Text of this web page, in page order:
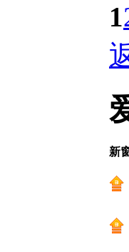
感谢盼盼
感谢南京汇
1
新